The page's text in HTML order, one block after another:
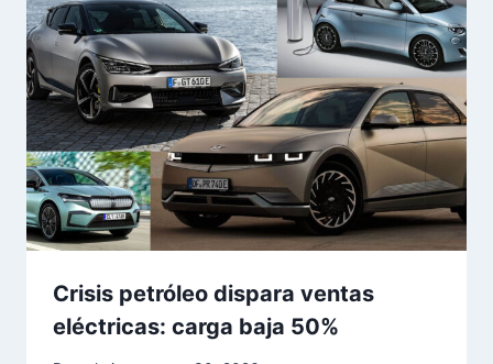
Crisis petróleo dispara ventas
eléctricas: carga baja 50%